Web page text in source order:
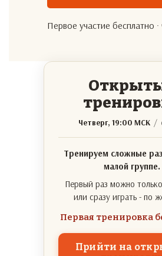
Первое участие бесплатно
Четверг, 19:00 МСК /
Тренируем сложные
малой группе.
Первый раз можно
или сразу играть - по
Первая тренировка
Прийти на